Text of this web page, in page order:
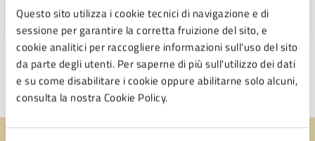
Questo sito utilizza i cookie tecnici di navigazione e di
sessione per garantire la corretta fruizione del sito, e
cookie analitici per raccogliere informazioni sull'uso del sito
da parte degli utenti. Per saperne di più sull'utilizzo dei dati
e su come disabilitare i cookie oppure abilitarne solo alcuni,
consulta la nostra Cookie Policy.
Ultimo aggiornamento:28/07/2025, 16:25